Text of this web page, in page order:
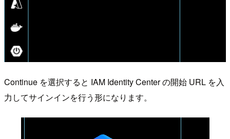
Continue を選択すると IAM Identity Center の開始 URL を入
力してサインインを行う形になります。